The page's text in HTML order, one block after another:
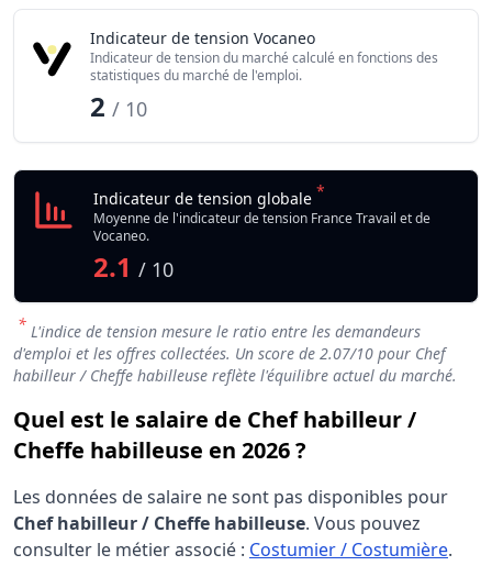
Indicateur de tension Vocaneo
Indicateur de tension du marché calculé en fonctions des
statistiques du marché de l'emploi.
2 / 10
Indicateur de tension globale *
Moyenne de l'indicateur de tension France Travail et de
Vocaneo.
2.1 / 10
* L'indice de tension mesure le ratio entre les demandeurs
d'emploi et les offres collectées. Un score de 2.07/10 pour Chef
habilleur / Cheffe habilleuse reflète l'équilibre actuel du marché.
Quel est le salaire de Chef habilleur /
Cheffe habilleuse en 2026 ?
Les données de salaire ne sont pas disponibles pour
Chef habilleur / Cheffe habilleuse. Vous pouvez
consulter le métier associé : Costumier / Costumière.